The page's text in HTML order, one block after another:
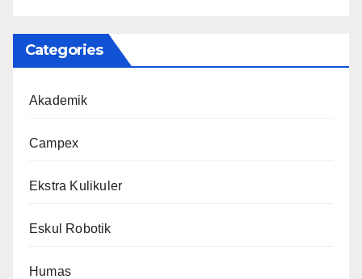
Categories
Akademik
Campex
Ekstra Kulikuler
Eskul Robotik
Humas